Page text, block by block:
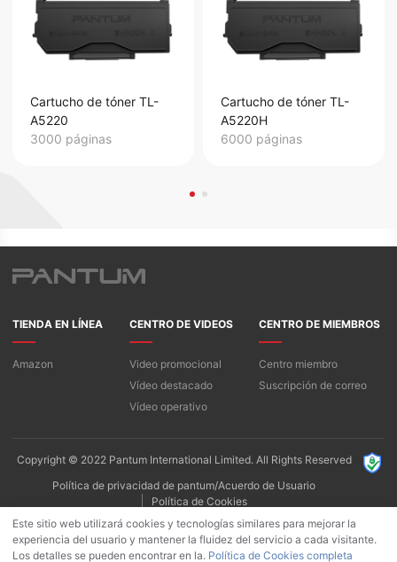
Cartucho de tóner TL-
A5220
3000 páginas
Cartucho de tóner TL-
A5220H
6000 páginas
TIENDA EN LÍNEA
Amazon
CENTRO DE VIDEOS
Video promocional
Vídeo destacado
Vídeo operativo
CENTRO DE MIEMBROS
Centro miembro
Suscripción de correo
Copyright © 2022 Pantum International Limited. All Rights Reserved
Política de privacidad de pantum/Acuerdo de Usuario
Política de Cookies
Este sitio web utilizará cookies y tecnologías similares para mejorar la
experiencia del usuario y mantener la fluidez del servicio a cada visitante.
Los detalles se pueden encontrar en la. Política de Cookies completa